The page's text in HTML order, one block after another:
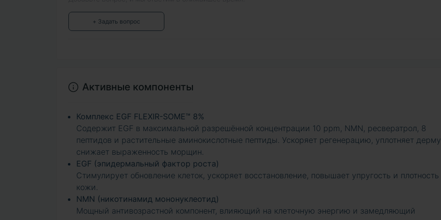
+ Задать вопрос
Активные компоненты
Комплекс EGF FLEXIR-SOME™ 8%
Содержит EGF в максимальной разрешённой концентрации 10 ppm, NMN, ресвератрол, 8
пептидов и растительные аминокислотные пептиды. Ускоряет регенерацию, уплотняет
снижает выраженность морщин.
EGF (эпидермальный фактор роста)
Стимулирует обновление клеток, ускоряет восстановление, повышает упругость и плотность
кожи.
NMN (никотинамид мононуклеотид)
Мощный антивозрастной компонент, влияющий на клеточную энергию и замедляющий